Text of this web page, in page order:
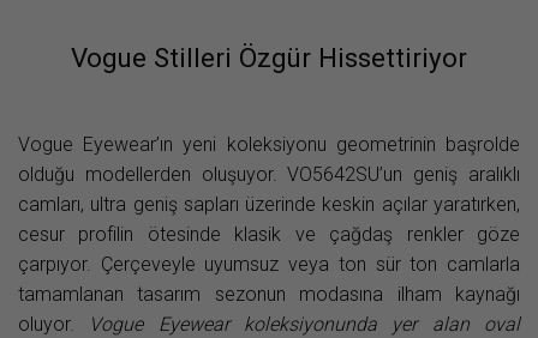
Vogue Stilleri Özgür Hissettiriyor
Vogue Eyewear’ın yeni koleksiyonu geometrinin başrolde
olduğu modellerden oluşuyor. VO5642SU’un geniş aralıklı
camları, ultra geniş sapları üzerinde keskin açılar yaratırken,
cesur profilin ötesinde klasik ve çağdaş renkler göze
çarpıyor. Çerçeveyle uyumsuz veya ton sür ton camlarla
tamamlanan tasarım sezonun modasına ilham kaynağı
oluyor.
Vogue Eyewear koleksiyonunda yer alan oval